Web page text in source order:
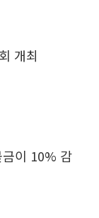
개최
이 10% 감